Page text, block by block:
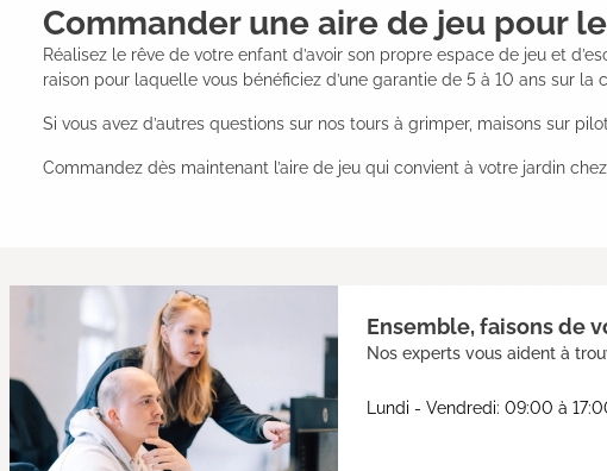
Commander une aire de jeu pour
Réalisez le rêve de votre enfant d’avoir son propre espace de jeu et
raison pour laquelle vous bénéficiez d’une garantie de 5 à 10 ans sur la
Si vous avez d’autres questions sur nos tours à grimper, maisons sur
Commandez dès maintenant l’aire de jeu qui convient à votre jardin
Ensemble, faisons de
Nos experts vous aident à
Lundi - Vendredi: 09:00 à